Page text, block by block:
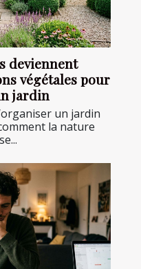
deviennent
végétales pour
jardin
un jardin
la nature